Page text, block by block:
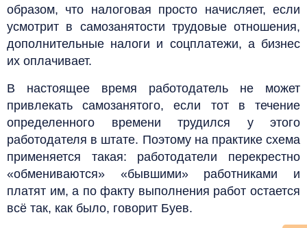
образом, что налоговая просто начисляет, если
усмотрит в самозанятости трудовые отношения,
дополнительные налоги и соцплатежи, а бизнес
их оплачивает.
В настоящее время работодатель не может
привлекать самозанятого, если тот в течение
определенного времени трудился у этого
работодателя в штате. Поэтому на практике схема
применяется такая: работодатели перекрестно
«обмениваются» «бывшими» работниками и
платят им, а по факту выполнения работ остается
всё так, как было, говорит Буев.